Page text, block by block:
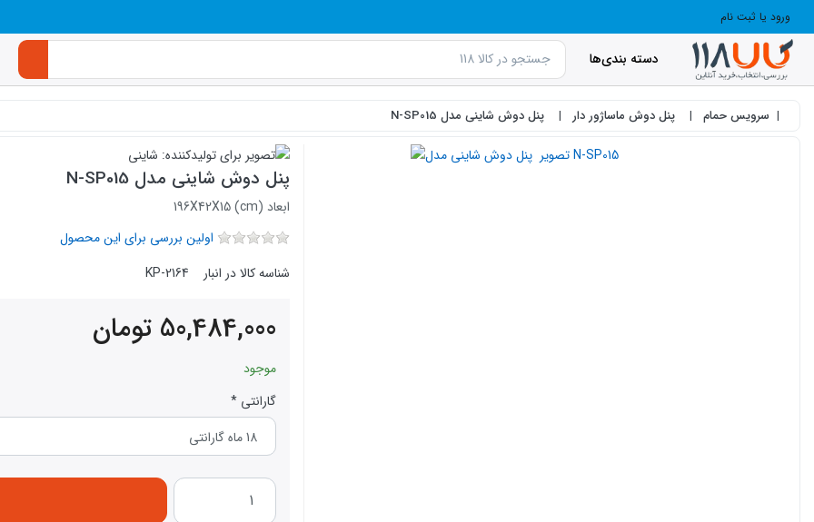
ورود یا ثبت نام
دسته بندی‌ها
سرویس حمام پنل دوش ماساژور دار پنل دوش شاینی مدل N-SP015
پنل دوش شاینی مدل N-SP015
ابعاد (196X42X15 (cm
اولین بررسی برای این محصول
شناسه کالا در انبار
KP-2164
50,484,000 تومان
موجود
گارانتی